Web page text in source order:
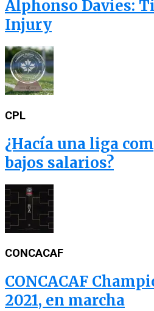
Alphonso Davies:
Injury
CPL
¿Hacía una liga
bajos salarios?
CONCACAF
CONCACAF
2021, en marcha